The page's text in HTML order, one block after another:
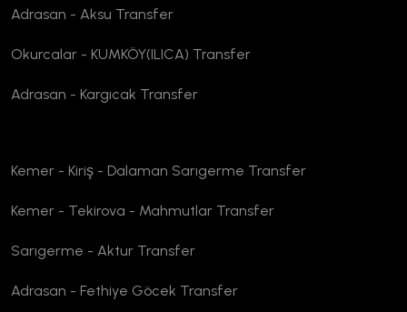
Adrasan - Aksu Transfer
Okurcalar - KUMKÖY(ILICA) Transfer
Adrasan - Kargıcak Transfer
Kemer - Kiriş - Dalaman Sarıgerme Transfer
Kemer - Tekirova - Mahmutlar Transfer
Sarıgerme - Aktur Transfer
Adrasan - Fethiye Göcek Transfer